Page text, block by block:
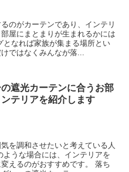
のがカーテンであり、インテリ
屋にまとまりが生まれるかには
なれば家族が集まる場所とい
ではなくみんなが落...
遮光カーテンに合うお部
テリアを紹介します
を調和させたいと考えている人
うな場合には、インテリアを
えるのがおすすめです。 落ち